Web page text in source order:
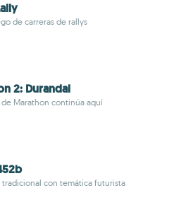
de carreras de rallys
2: Durandal
de Marathon continúa aquí
tradicional con temática futurista